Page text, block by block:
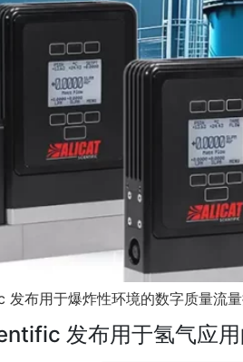
布用于爆炸性环境的数字质量流
发布用于氢气应用